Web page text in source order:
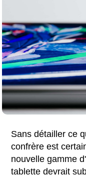
Sans détailler ce
confrère est
nouvelle gamme
tablette devrait